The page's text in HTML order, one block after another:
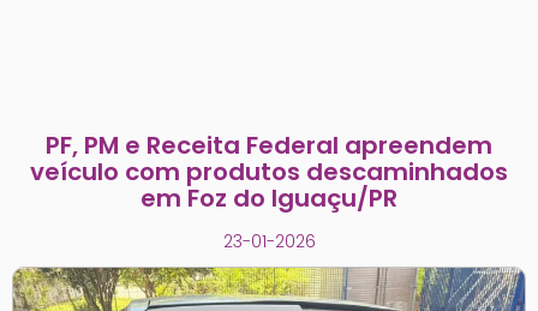
PF, PM e Receita Federal apreendem
veículo com produtos descaminhados
em Foz do Iguaçu/PR
23-01-2026